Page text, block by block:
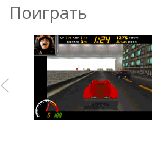
Поиграть